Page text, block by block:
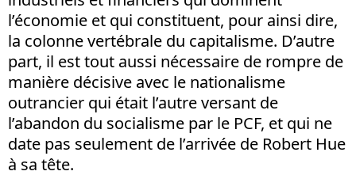
l’économie et qui constituent, pour ainsi dire,
la colonne vertébrale du capitalisme. D’autre
part, il est tout aussi nécessaire de rompre de
manière décisive avec le nationalisme
outrancier qui était l’autre versant de
l’abandon du socialisme par le PCF, et qui ne
date pas seulement de l’arrivée de Robert Hue
à sa tête.